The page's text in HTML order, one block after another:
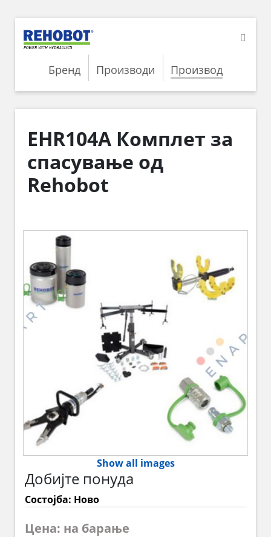
Бренд Производи Производ
EHR104A Комплет за
спасување од
Rehobot
Show all images
Добијте понуда
Состојба: Ново
Цена: на барање